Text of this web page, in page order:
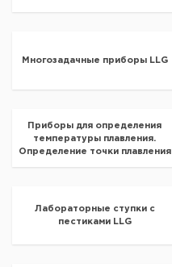
Многозадачные приборы LLG
Приборы для определения
температуры плавления.
Определение точки плавления
Лабораторные ступки с
пестиками LLG